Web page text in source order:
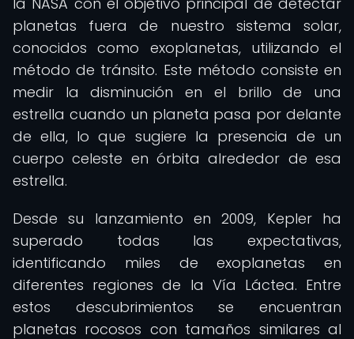
planetas fuera de nuestro sistema solar,
conocidos como exoplanetas, utilizando el
método de tránsito. Este método consiste en
medir la disminución en el brillo de una
estrella cuando un planeta pasa por delante
de ella, lo que sugiere la presencia de un
cuerpo celeste en órbita alrededor de esa
estrella.
Desde su lanzamiento en 2009, Kepler ha
superado todas las expectativas,
identificando miles de exoplanetas en
diferentes regiones de la Vía Láctea. Entre
estos descubrimientos se encuentran
planetas rocosos con tamaños similares al